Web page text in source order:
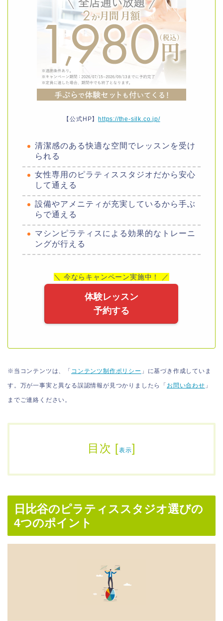
【公式HP】https://the-silk.co.jp/
清潔感のある快適な空間でレッスンを受け
られる
女性専用のピラティススタジオだから安心
して通える
設備やアメニティが充実しているから手ぶ
らで通える
マシンピラティスによる効果的なトレーニ
ングが行える
＼ 今ならキャンペーン実施中！ ／
体験レッスン
予約する
※当コンテンツは、「 コンテンツ制作ポリシー 」に基づき作成していま
す。万が一事実と異なる誤認情報が見つかりましたら「 お問い合わせ 」
までご連絡ください。
目次 [表示]
日比谷のピラティススタジオ選びの
4つのポイント